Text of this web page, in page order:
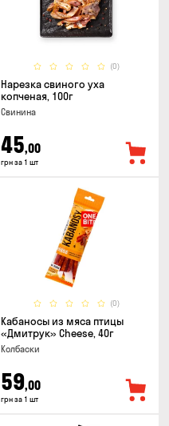
(0)
Нарезка свиного уха
копченая, 100г
Свинина
45,00
грн за 1 шт
(0)
Кабаносы из мяса птицы
«Дмитрук» Cheese, 40г
Колбаски
59,00
грн за 1 шт